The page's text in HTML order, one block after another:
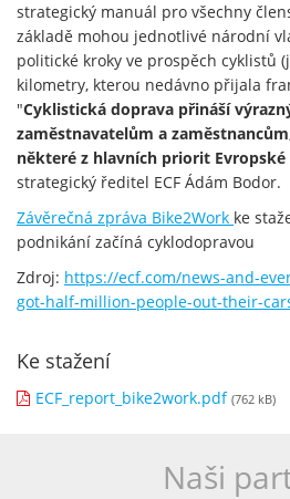
strategický manuál pro všechny
základě mohou jednotlivé národní
politické kroky ve prospěch cyklistů
kilometry, kterou nedávno přijala
"Cyklistická doprava přináší
zaměstnavatelům a
některé z hlavních priorit Evropské
strategický ředitel ECF Ádám Bodor.
Závěrečná zpráva Bike2Work ke
podnikání začíná cyklodopravou
Zdroj: https://ecf.com/news-and-
got-half-million-people-out-their-
Ke stažení
ECF_report_bike2work.pdf (762 kB)
Naši